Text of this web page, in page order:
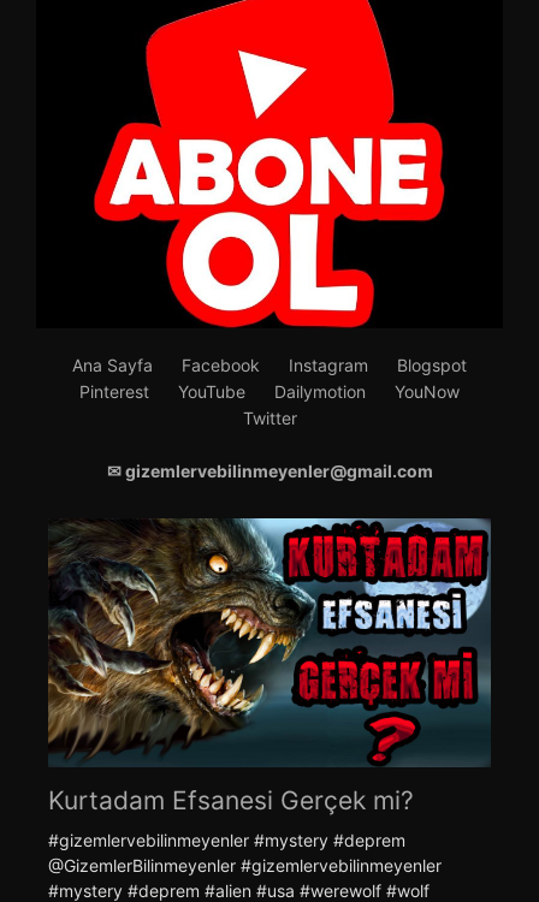
Ana Sayfa Facebook Instagram
Blogspot
Pinterest
YouTube Dailymotion
YouNow
Twitter
✉ gizemlervebilinmeyenler@gmail.com
Kurtadam Efsanesi Gerçek mi?
#gizemlervebilinmeyenler #mystery #deprem ​
@GizemlerBilinmeyenler #gizemlervebilinmeyenler
#mystery #deprem #alien #usa #werewolf #wolf